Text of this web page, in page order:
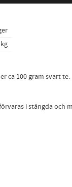
ca 100 gram svart
i stängda och